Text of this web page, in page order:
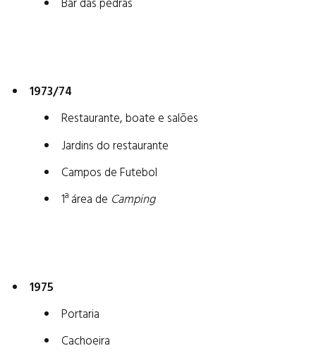
Bar das pedras
1973/74
Restaurante, boate e salões
Jardins do restaurante
Campos de Futebol
1ª área de Camping
1975
Portaria
Cachoeira